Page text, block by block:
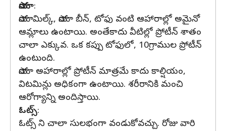
సోయా:
సోయామిల్క్, సోయా బీన్, టోఫు వంటి ఆహారాల్లో అమైనో
ఆమ్లాలు ఉంటాయి. అంతేకాదు వీటిల్లో ప్రోటీన్ శాతం
చాలా ఎక్కువ. ఒక కప్పు టోఫులో, 10గ్రాముల ప్రోటీన్
ఉంటుంది.
సోయా అహారాల్లో ప్రోటీన్ మాత్రమే కాదు కాల్షియం,
విటమిన్లు అధికంగా ఉంటాయి. శరీరానికి మంచి
ఆరోగ్యాన్ని అందిస్తాయి.
ఓట్స్:
ఓట్స్ ని చాలా సులభంగా వండుకోవచ్చు. రోజు వారి